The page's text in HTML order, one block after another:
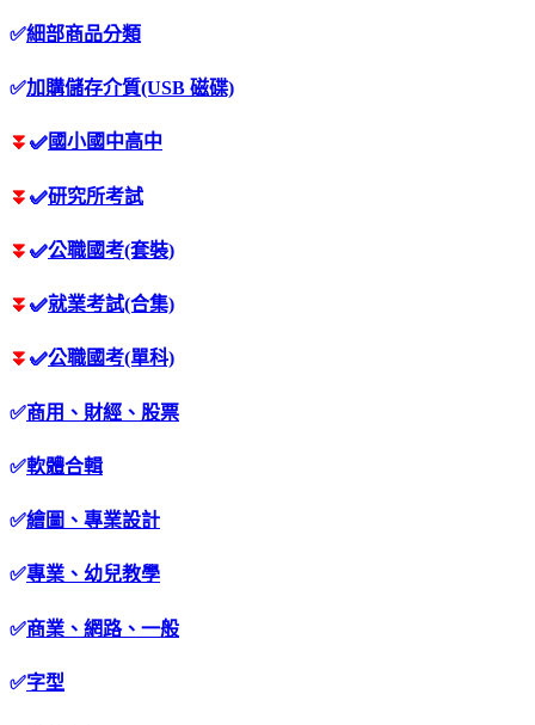
✅細部商品分類
✅加購儲存介質(USB 磁碟)
⏬ ✅國小國中高中
⏬ ✅研究所考試
⏬ ✅公職國考(套裝)
⏬ ✅就業考試(合集)
⏬ ✅公職國考(單科)
✅商用、財經、股票
✅軟體合輯
✅繪圖、專業設計
✅專業、幼兒教學
✅商業、網路、一般
✅字型